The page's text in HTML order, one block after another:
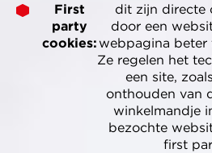
First
party
cookies:
dit zijn directe
door een
webpagina beter
Ze regelen het
een site,
onthouden van
winkelmandje
bezochte
first